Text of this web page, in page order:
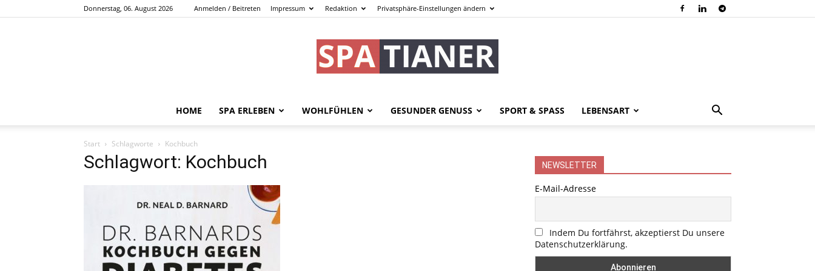
Donnerstag, 06. August 2026 Anmelden / Beitreten Impressum Redaktion Privatsphäre-Einstellungen ändern
spatianer.de
HOME SPA ERLEBEN WOHLFÜHLEN GESUNDER GENUSS SPORT & SPASS LEBENSART
Start Schlagworte Kochbuch
Schlagwort: Kochbuch NEWSLETTER
E-Mail-Adresse
Indem Du fortfährst, akzeptierst Du unsere
Datenschutzerklärung.